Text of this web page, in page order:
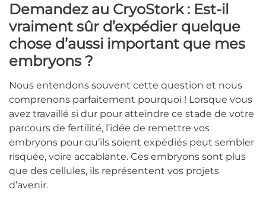
Demandez au CryoStork : Est-il
vraiment sûr d’expédier quelque
chose d’aussi important que mes
embryons ?
Nous entendons souvent cette question et nous
comprenons parfaitement pourquoi ! Lorsque vous
avez travaillé si dur pour atteindre ce stade de votre
parcours de fertilité, l’idée de remettre vos
embryons pour qu’ils soient expédiés peut sembler
risquée, voire accablante. Ces embryons sont plus
que des cellules, ils représentent vos projets
d’avenir.